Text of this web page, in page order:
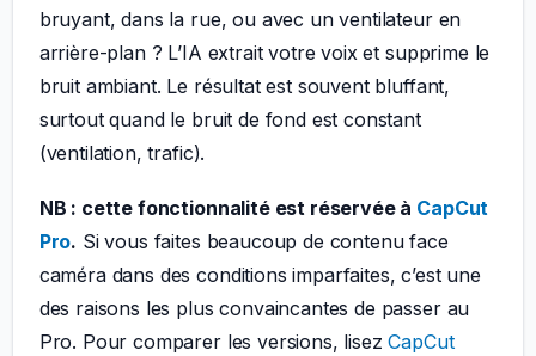
bruyant, dans la rue, ou avec un ventilateur en
arrière-plan ? L’IA extrait votre voix et supprime le
bruit ambiant. Le résultat est souvent bluffant,
surtout quand le bruit de fond est constant
(ventilation, trafic).
NB : cette fonctionnalité est réservée à CapCut
Pro. Si vous faites beaucoup de contenu face
caméra dans des conditions imparfaites, c’est une
des raisons les plus convaincantes de passer au
Pro. Pour comparer les versions, lisezCapCut